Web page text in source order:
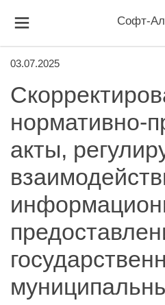
Софт-
03.07.2025
нормативно-
акты,